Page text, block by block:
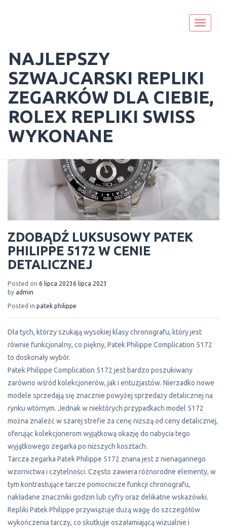
Toggle
NAJLEPSZY
SZWAJCARSKI REPLIKI
ZEGARKÓW DLA CIEBIE,
ROLEX REPLIKI SWISS
WYKONANE
KATEGORIA: PATEK PHILIPPE
ZDOBĄDŹ LUKSUSOWY PATEK
PHILIPPE 5172 W CENIE
DETALICZNEJ
Posted on 6 lipca 20236 lipca 2023
by admin
Posted in patek philippe
Dla tych, którzy szukają wysokiej klasy chronografu, który jest
równie funkcjonalny, co piękny, Patek Philippe Complication 5172
to doskonały wybór.
Patek Philippe Complication 5172 jest bardzo poszukiwany
zarówno wśród kolekcjonerów, jak i entuzjastów. Nierzadko nowe
modele sprzedają się znacznie powyżej sprzedaży detalicznej na
rynku wtórnym. Jednak w niektórych przypadkach model 5172
można znaleźć w szarej strefie za cenę niższą od ceny detalicznej,
oferując kolekcjonerom wyjątkową okazję do nabycia tego
wyjątkowego zegarka po niższych kosztach.
Tarcza zegarka Patek Philippe 5172 znana jest z nienagannego
wzornictwa i czytelności. Często zawiera różnorodne elementy, w
tym kontrastujące tarcze pomocnicze funkcji chronografu,
nakładane znaczniki godzin lub cyfry oraz delikatne wskazówki.
Repliki Patek Philippe przywiązuje dużą wagę do szczegółów
wykończenia tarczy, co skutkuje oszałamiającą wizualnie i